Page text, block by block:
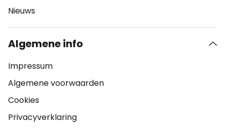
Nieuws
Algemene info
Impressum
Algemene voorwaarden
Cookies
Privacyverklaring